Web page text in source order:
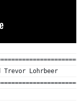
Trevor Lohrbeer